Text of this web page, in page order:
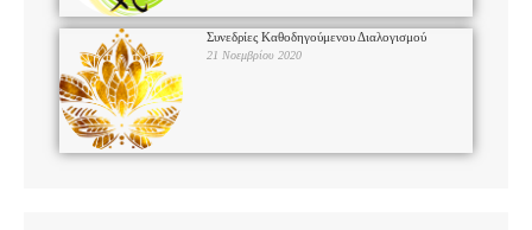
Συνεδρίες Καθοδηγούμενου Διαλογισμού
21 Νοεμβρίου 2020